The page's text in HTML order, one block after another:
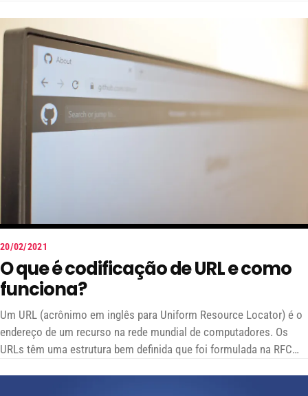
20/02/2021
O que é codificação de URL e como
funciona?
Um URL (acrônimo em inglês para Uniform Resource Locator) é o
endereço de um recurso na rede mundial de computadores. Os
URLs têm uma estrutura bem definida que foi formulada na RFC